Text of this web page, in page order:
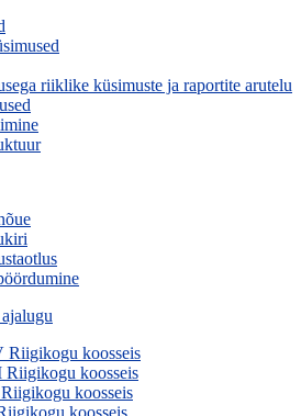
riiklike küsimuste ja raportite arutelu
Riigikogu koosseis
koosseis
koosseis